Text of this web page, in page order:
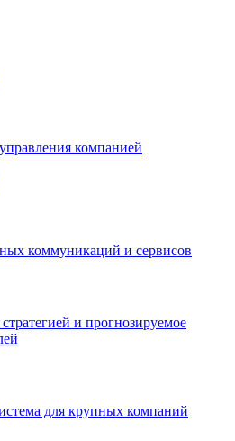
компанией
коммуникаций и сервисов
и прогнозируемое
для крупных компаний